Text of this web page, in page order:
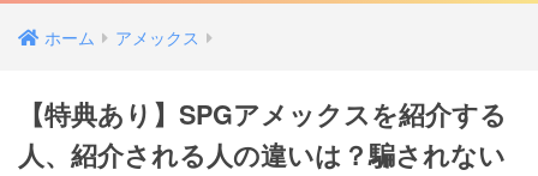
ホーム アメックス
【特典あり】SPGアメックスを紹介する
人、紹介される人の違いは？騙されない